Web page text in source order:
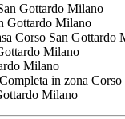
Gottardo Milano
Gottardo Milano
Corso San Gottardo
Milano
Milano
in zona
Milano